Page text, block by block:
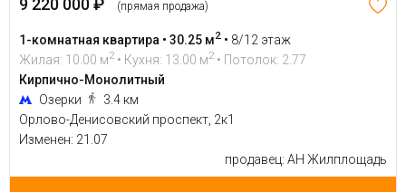
(прямая продажа)
1-комнатная квартира • 30.25 м2 • 8/12 этаж
Жилая: 10.00 м2 • Кухня: 13.00 м2 • Потолок: 2.77
Кирпично-Монолитный
Озерки
3.4 км
Орлово-Денисовский проспект, 2к1
Изменен: 21.07
продавец: АН Жилплощадь